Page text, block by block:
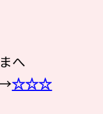
へ
→☆☆☆